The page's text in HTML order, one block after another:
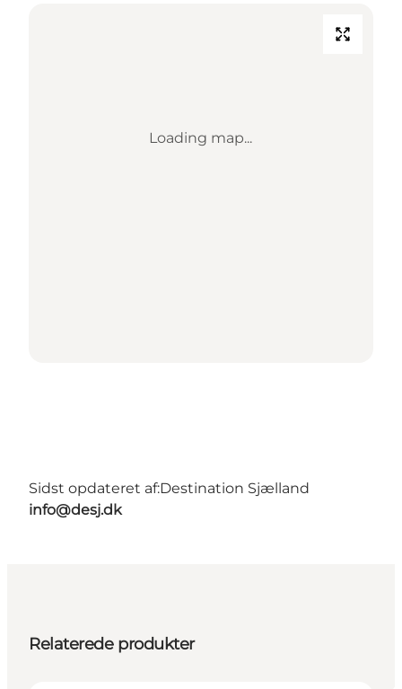
Loading map...
Sidst opdateret af:Destination Sjælland
info@desj.dk
Relaterede produkter